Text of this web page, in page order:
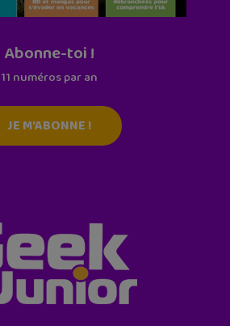
Abonne-toi !
11 numéros par an
JE M'ABONNE !